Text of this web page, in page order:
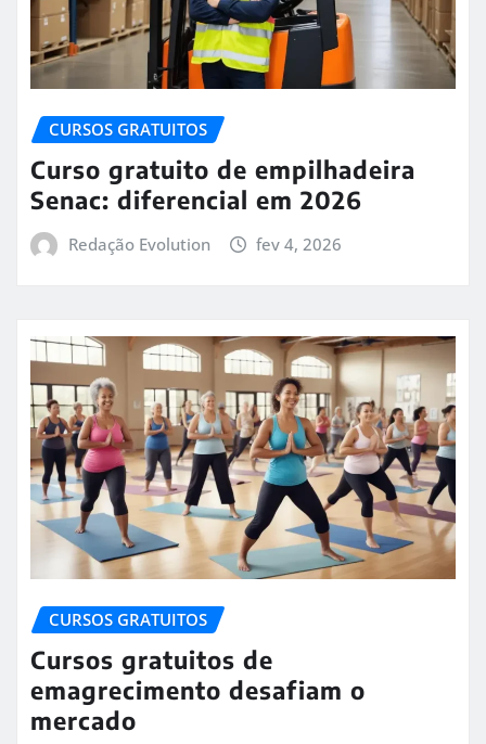
CURSOS GRATUITOS
Curso gratuito de empilhadeira
Senac: diferencial em 2026
Redação Evolution fev 4, 2026
CURSOS GRATUITOS
Cursos gratuitos de
emagrecimento desafiam o
mercado